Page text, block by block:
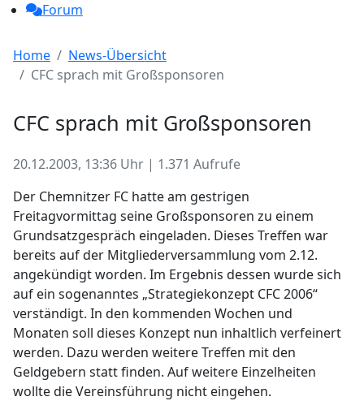
Forum
Home
News-Übersicht
CFC sprach mit Großsponsoren
CFC sprach mit Großsponsoren
20.12.2003, 13:36 Uhr | 1.371 Aufrufe
Der Chemnitzer FC hatte am gestrigen
Freitagvormittag seine Großsponsoren zu einem
Grundsatzgespräch eingeladen. Dieses Treffen war
bereits auf der Mitgliederversammlung vom 2.12.
angekündigt worden. Im Ergebnis dessen wurde sich
auf ein sogenanntes „Strategiekonzept CFC 2006“
verständigt. In den kommenden Wochen und
Monaten soll dieses Konzept nun inhaltlich verfeinert
werden. Dazu werden weitere Treffen mit den
Geldgebern statt finden. Auf weitere Einzelheiten
wollte die Vereinsführung nicht eingehen.